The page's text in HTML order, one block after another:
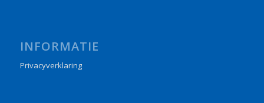
INFORMATIE
Privacyverklaring